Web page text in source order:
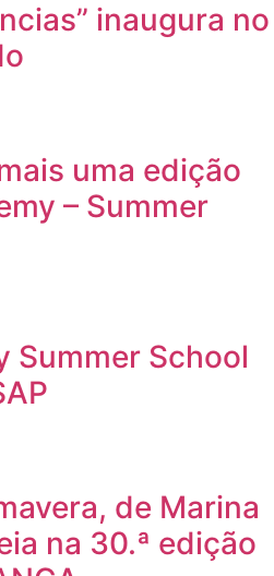
inaugura no
uma edição
– Summer
Summer School
de Marina
na 30.ª edição